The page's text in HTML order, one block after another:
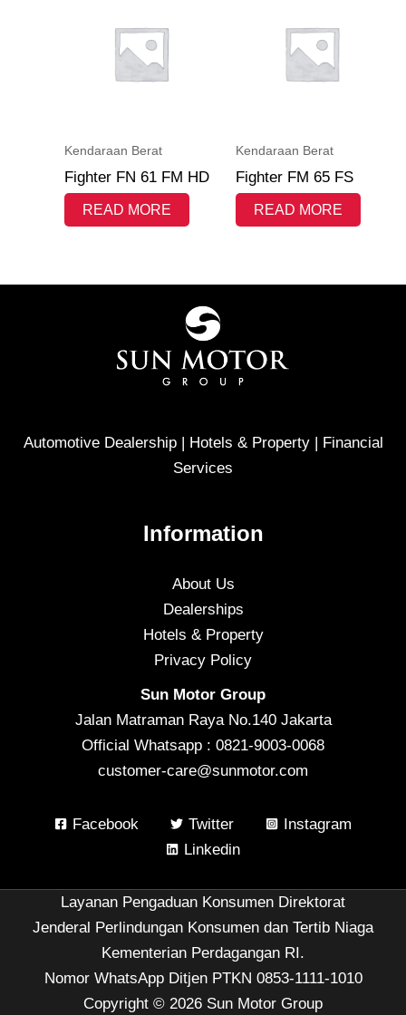
Kendaraan Berat
Fighter FN 61 FM HD
READ MORE
Kendaraan Berat
Fighter FM 65 FS
READ MORE
Automotive Dealership | Hotels & Property | Financial
Services
Information
About Us
Dealerships
Hotels & Property
Privacy Policy
Sun Motor Group
Jalan Matraman Raya No.140 Jakarta
Official Whatsapp : 0821-9003-0068
customer-care@sunmotor.com
Facebook Twitter
Instagram
Linkedin
Layanan Pengaduan Konsumen Direktorat
Jenderal Perlindungan Konsumen dan Tertib Niaga
Kementerian Perdagangan RI.
Nomor WhatsApp Ditjen PTKN 0853-1111-1010
Copyright © 2026 Sun Motor Group